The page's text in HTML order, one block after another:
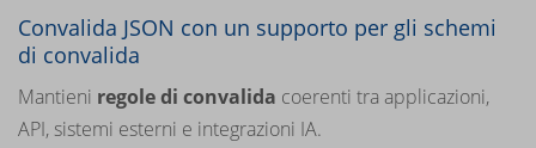
Convalida JSON con un supporto per gli schemi
di convalida
Mantieni regole di convalida coerenti tra applicazioni,
API, sistemi esterni e integrazioni IA.